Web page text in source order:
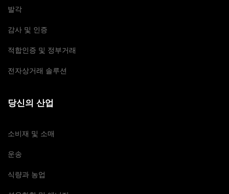
발각
감사 및 인증
적합인증 및 정부거래
전자상거래 솔루션
당신의 산업
소비재 및 소매
운송
식량과 농업